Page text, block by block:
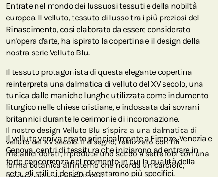
Entrate nel mondo dei lussuosi tessuti e della nobiltà
europea. Il velluto, tessuto di lusso tra i più preziosi del
Rinascimento, così elaborato da essere considerato
un'opera d'arte, ha ispirato la copertina e il design della
nostra serie Velluto Blu.
Il tessuto protagonista di questa elegante copertina
reinterpreta una dalmatica di velluto del XV secolo, una
tunica dalle maniche lunghe utilizzata come indumento
liturgico nelle chiese cristiane, e indossata dai sovrani
britannici durante le cerimonie di incoronazione.
Il velluto veniva creato principalmente a Firenze, Venezia e
Genova, centri di tessitura che iniziarono ad entrare in
forte concorrenza nel momento in cui la qualità della
seta, gli stili e i design diventarono più specifici.
Il nostro design Velluto Blu s’ispira a una dalmatica di
velluto del XV secolo. Il disegno, realizzato con fili
metallici dorati, riproduce uno scudo a sette lobi con una
forma botanica all’interno che ricorda un carciofo,